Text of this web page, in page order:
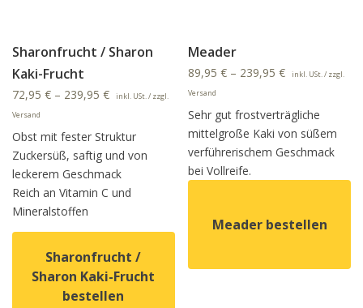
Sharonfrucht / Sharon
Kaki-Frucht
72,95 € – 239,95 €
inkl. USt. / zzgl.
Versand
Obst mit fester Struktur
Zuckersüß, saftig und von
leckerem Geschmack
Reich an Vitamin C und
Mineralstoffen
Sharonfrucht /
Sharon Kaki-Frucht
bestellen
Meader
89,95€ – 239,95€
inkl. USt. / zzgl.
Versand
Sehr gut frostverträgliche
mittelgroße Kaki von süßem
verführerischem Geschmack
bei Vollreife.
Meader bestellen